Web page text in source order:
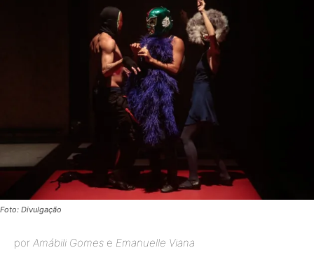
Foto: Divulgação
por Amábili Gomes e Emanuelle Viana